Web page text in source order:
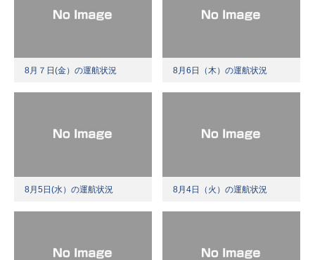
8月７日(金）の運航状況 8月6日（木）の運航状況
8月5日(水）の運航状況 8月4日（火）の運航状況